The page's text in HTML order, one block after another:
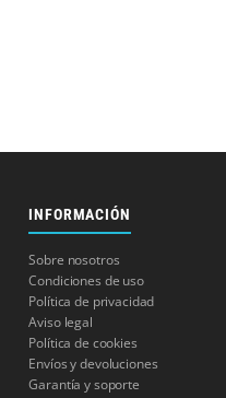
INFORMACIÓN
Sobre nosotros
Condiciones de uso
Política de privacidad
Aviso legal
Política de cookies
Envíos y devoluciones
Garantía y soporte